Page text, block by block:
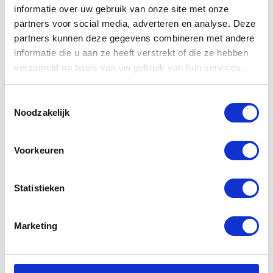
informatie over uw gebruik van onze site met onze
partners voor social media, adverteren en analyse. Deze
partners kunnen deze gegevens combineren met andere
informatie die u aan ze heeft verstrekt of die ze hebben
verzameld op basis van uw gebruik van hun services.
Noodzakelijk
Voorkeuren
Statistieken
Marketing
Gerelateerde
producten
Heritage
Jacket Ladies